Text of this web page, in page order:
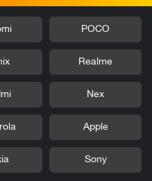
POCO
Realme
Nex
Apple
Sony